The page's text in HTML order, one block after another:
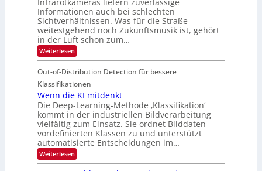
m
s
u
n
d
M
a
n
t
i
S
p
e
c
t
k
e
i
t
e
i
n
V
I
S
I
O
N
T
e
c
h
T
a
l
d
T
o
u
r
u
d
e
r
V
Informationen auch bei schlechten
Sichtverhältnissen. Was für die Straße
weitestgehend noch Zukunftsmusik ist, gehört
in der Luft schon zum…
Weiterlesen:
S
c
h
l
a
n
d
e
n
Out-of-Distribution Detection für bessere
Klassifikationen
Wenn die KI mitdenkt
Die Deep-Learning-Methode ‚Klassifikation‘
kommt in der industriellen Bildverarbeitung
vielfältig zum Einsatz. Sie ordnet Bilddaten
vordefinierten Klassen zu und unterstützt
automatisierte Entscheidungen im…
Weiterlesen:
W